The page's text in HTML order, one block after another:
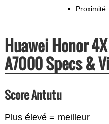
Proximité
Huawei Honor
A7000 Specs &
Score Antutu
Plus élevé = meilleur